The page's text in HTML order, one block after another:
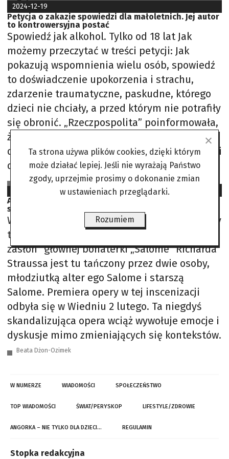
2024-12-19
Petycja o zakazie spowiedzi dla małoletnich. Jej autor
to kontrowersyjna postać
Spowiedź jak alkohol. Tylko od 18 lat Jak
możemy przeczytać w treści petycji: Jak
pokazują wspomnienia wielu osób, spowiedź
to doświadczenie upokorzenia i strachu,
zdarzenie traumatyczne, paskudne, którego
dzieci nie chciały, a przed którym nie potrafiły
się obronić. „Rzeczpospolita” poinformowała,
że petycję podpisało 12 tysięcy osób, które
domagają się wprowadzenia zakazu spowiedzi
dzieci poniżej 18.
SJS na podst. PAP, RMF24, TrueStory
Artystka wielu odsłon. Polka podbija zagraniczną
scenę
Wprowadziła na deski tej pełnej tradycji opery
taniec nowoczesny. Słynny „taniec siedmiu
zasłon” głównej bohaterki „Salome” Richarda
Straussa jest tu tańczony przez dwie osoby,
młodziutką alter ego Salome i starszą
Salome. Premiera opery w tej inscenizacji
odbyła się w Wiedniu 2 lutego. Ta niegdyś
skandalizująca opera wciąż wywołuje emocje i
dyskusje mimo zmieniających się kontekstów.
Beata Dżon-Ozimek
W NUMERZE WIADOMOŚCI SPOŁECZEŃSTWO
TOP WIADOMOŚCI ŚWIAT/PERYSKOP LIFESTYLE/ZDROWIE
ANGORKA – NIE TYLKO DLA DZIECI… REGULAMIN
Stopka redakcyjna
Ta strona używa plików cookies, dzięki którym
może działać lepiej. Jeśli nie wyrażają Państwo
zgody, uprzejmie prosimy o dokonanie zmian
w ustawieniach przeglądarki.
Rozumiem